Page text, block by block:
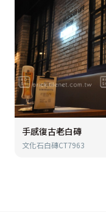
手感復古老白磚
文化石白磚CT7963